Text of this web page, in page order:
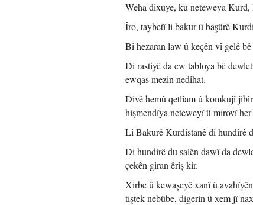
Weha dixuye, ku neteweya
Îro, taybetî li bakur û başûrê
Bi hezaran law û keçên vî gelê bê
Di rastiyê da ew tabloya bê
ewqas mezin nedihat.
Divê hemû qetlîam û komkujî
hişmendîya neteweyî û mirovî
Li Bakurê Kurdistanê di hundirê
Di hundirê du salên dawî da
çekên giran êriş kir.
Xirbe û kewaşeyê xanî û
tiştek nebûbe, digerin û xem jî